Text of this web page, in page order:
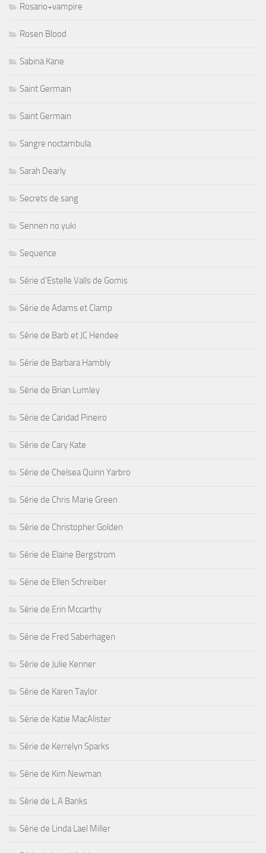
Rosario+vampire
Rosen Blood
Sabina Kane
Saint Germain
Saint Germain
Sangre noctambula
Sarah Dearly
Secrets de sang
Sennen no yuki
Sequence
Série d'Estelle Valls de Gomis
Série de Adams et Clamp
Série de Barb et JC Hendee
Série de Barbara Hambly
Série de Brian Lumley
Série de Caridad Pineiro
Série de Cary Kate
Série de Chelsea Quinn Yarbro
Série de Chris Marie Green
Série de Christopher Golden
Série de Elaine Bergstrom
Série de Ellen Schreiber
Série de Erin Mccarthy
Série de Fred Saberhagen
Série de Julie Kenner
Série de Karen Taylor
Série de Katie MacAlister
Série de Kerrelyn Sparks
Série de Kim Newman
Série de L.A Banks
Série de Linda Lael Miller